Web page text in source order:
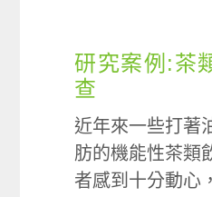
研究案例:茶
查
近年來一些打著
肪的機能性茶類
者感到十分動心